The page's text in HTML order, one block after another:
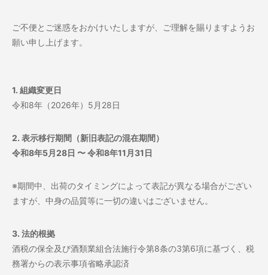
ご不便とご迷惑をおかけいたしますが、ご理解を賜りますようお
願い申し上げます。
1. 組織変更日
令和8年（2026年）5月28日
2. 表示移行期間（新旧表記の混在期間）
令和8年5月28日 〜 令和8年11月31日
※期間中、 出荷のタイミングによって表記が異なる場合がござい
ますが、 中身の品質等に一切の違いはございません。
3. 法的根拠
酒税の保全及び酒類業組合法施行令第8条の3第6項に基づく、 税
務署からの表示事項省略承認済